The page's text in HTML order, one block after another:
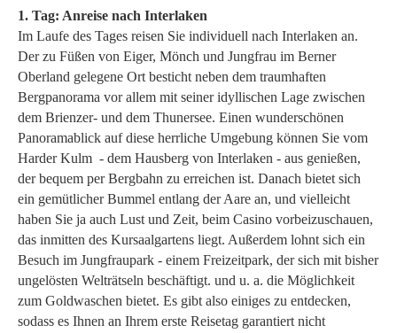
1. Tag: Anreise nach Interlaken
Im Laufe des Tages reisen Sie individuell nach Interlaken an.
Der zu Füßen von Eiger, Mönch und Jungfrau im Berner
Oberland gelegene Ort besticht neben dem traumhaften
Bergpanorama vor allem mit seiner idyllischen Lage zwischen
dem Brienzer- und dem Thunersee. Einen wunderschönen
Panoramablick auf diese herrliche Umgebung können Sie vom
Harder Kulm - dem Hausberg von Interlaken - aus genießen,
der bequem per Bergbahn zu erreichen ist. Danach bietet sich
ein gemütlicher Bummel entlang der Aare an, und vielleicht
haben Sie ja auch Lust und Zeit, beim Casino vorbeizuschauen,
das inmitten des Kursaalgartens liegt. Außerdem lohnt sich ein
Besuch im Jungfraupark - einem Freizeitpark, der sich mit bisher
ungelösten Welträtseln beschäftigt. und u. a. die Möglichkeit
zum Goldwaschen bietet. Es gibt also einiges zu entdecken,
sodass es Ihnen an Ihrem erste Reisetag garantiert nicht